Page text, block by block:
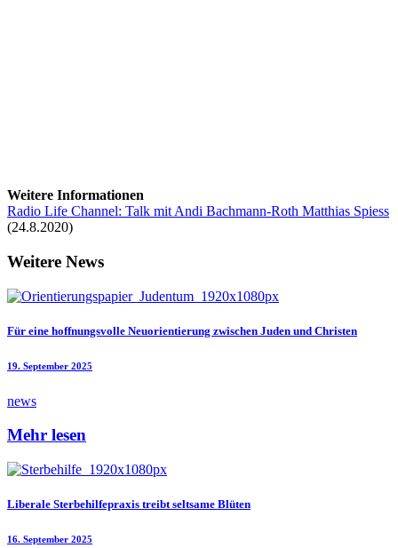
Weitere Informationen
Radio Life Channel: Talk mit Andi Bachmann-Roth Matthias Spiess
(24.8.2020)
Weitere News
Für eine hoffnungsvolle Neuorientierung zwischen Juden und Christen
19. September 2025
news
Mehr lesen
Liberale Sterbehilfepraxis treibt seltsame Blüten
16. September 2025